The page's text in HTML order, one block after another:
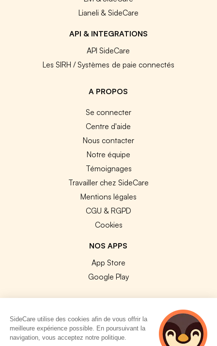
Lianeli & SideCare
API & INTEGRATIONS
API SideCare
Les SIRH / Systèmes de paie connectés
A PROPOS
Se connecter
Centre d'aide
Nous contacter
Notre équipe
Témoignages
Travailler chez SideCare
Mentions légales
CGU & RGPD
Cookies
NOS APPS
App Store
Google Play
© 2026 SideCare. Tous droits réservés.
SideCare utilise des cookies afin de vous offrir la
meilleure expérience possible. En poursuivant la
navigation, vous acceptez notre politique.